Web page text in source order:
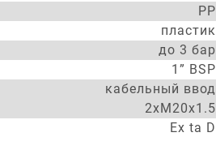
PP
пластик
до 3 бар
1” BSP
кабельный ввод
2xM20x1.5
Ex ta D